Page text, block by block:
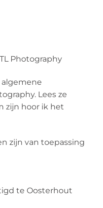
Photography
algemene
Lees ze
zijn hoor ik het
zijn van toepassing
te Oosterhout